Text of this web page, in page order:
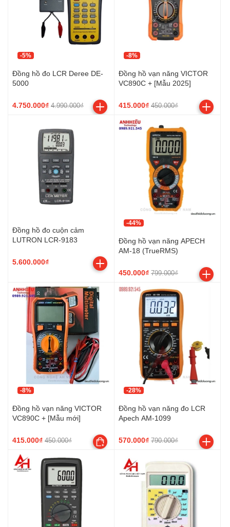
-5%
Đồng hồ đo LCR Deree DE-
5000
4.750.000₫ 4.990.000₫
-8%
Đồng hồ vạn năng VICTOR
VC890C + [Mẫu 2025]
415.000₫ 450.000₫
Đồng hồ đo cuộn cảm
LUTRON LCR-9183
5.600.000₫
-44%
Đồng hồ vạn năng APECH
AM-18 (TrueRMS)
450.000₫ 799.000₫
-8%
Đồng hồ vạn năng VICTOR
VC890C + [Mẫu mới]
415.000₫ 450.000₫
-28%
Đồng hồ vạn năng đo LCR
Apech AM-1099
570.000₫ 790.000₫